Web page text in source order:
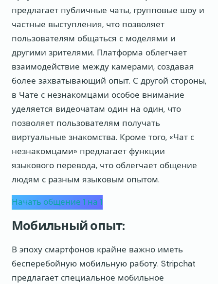
предлагает публичные чаты, групповые шоу и
частные выступления, что позволяет
пользователям общаться с моделями и
другими зрителями. Платформа облегчает
взаимодействие между камерами, создавая
более захватывающий опыт. С другой стороны,
в Чате с незнакомцами особое внимание
уделяется видеочатам один на один, что
позволяет пользователям получать
виртуальные знакомства. Кроме того, «Чат с
незнакомцами» предлагает функции
языкового перевода, что облегчает общение
людям с разным языковым опытом.
Начать общение 1 на 1
Мобильный опыт:
В эпоху смартфонов крайне важно иметь
бесперебойную мобильную работу. Stripchat
предлагает специальное мобильное